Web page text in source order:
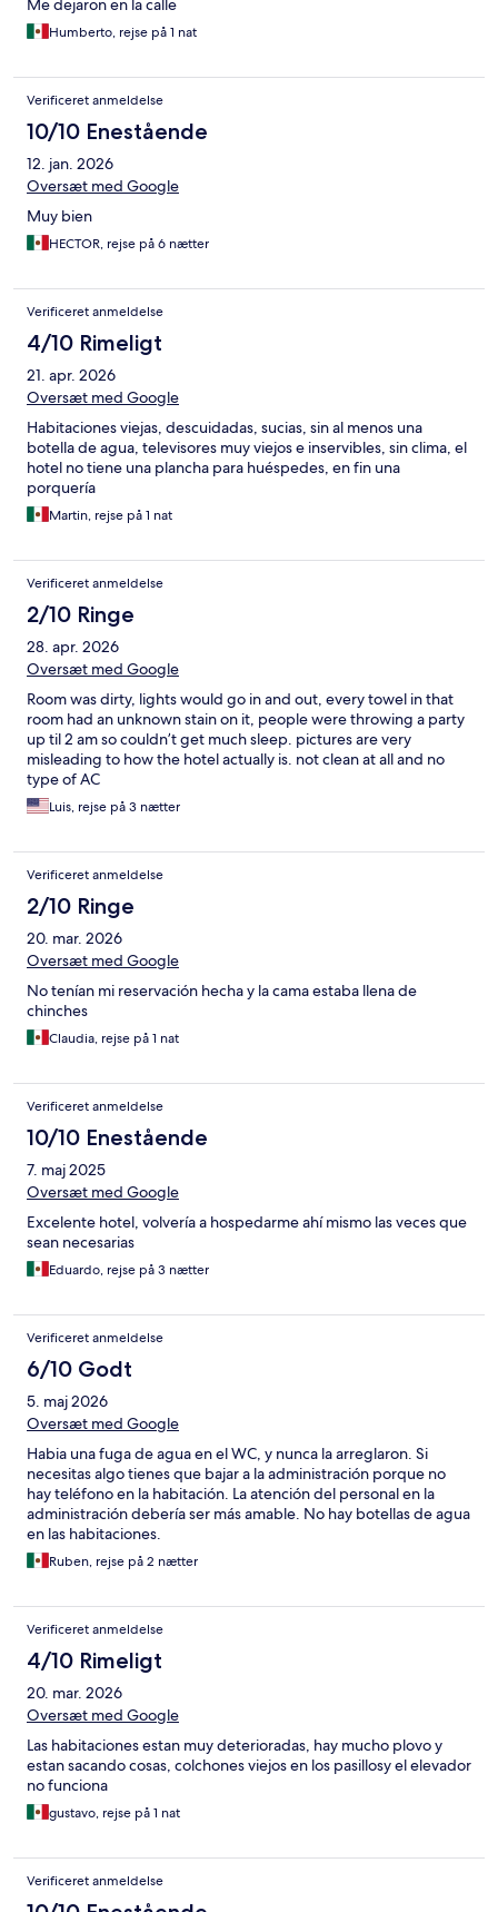
Me dejaron en la calle
Humberto, rejse på 1 nat
Verificeret anmeldelse
10/10 Enestående
12. jan. 2026
Oversæt med Google
Muy bien
HECTOR, rejse på 6 nætter
Verificeret anmeldelse
4/10 Rimeligt
21. apr. 2026
Oversæt med Google
Habitaciones viejas, descuidadas, sucias, sin al menos una
botella de agua, televisores muy viejos e inservibles, sin clima, el
hotel no tiene una plancha para huéspedes, en fin una
porquería
Martin, rejse på 1 nat
Verificeret anmeldelse
2/10 Ringe
28. apr. 2026
Oversæt med Google
Room was dirty, lights would go in and out, every towel in that
room had an unknown stain on it, people were throwing a party
up til 2 am so couldn’t get much sleep. pictures are very
misleading to how the hotel actually is. not clean at all and no
type of AC
Luis, rejse på 3 nætter
Verificeret anmeldelse
2/10 Ringe
20. mar. 2026
Oversæt med Google
No tenían mi reservación hecha y la cama estaba llena de
chinches
Claudia, rejse på 1 nat
Verificeret anmeldelse
10/10 Enestående
7. maj 2025
Oversæt med Google
Excelente hotel, volvería a hospedarme ahí mismo las veces que
sean necesarias
Eduardo, rejse på 3 nætter
Verificeret anmeldelse
6/10 Godt
5. maj 2026
Oversæt med Google
Habia una fuga de agua en el WC, y nunca la arreglaron. Si
necesitas algo tienes que bajar a la administración porque no
hay teléfono en la habitación. La atención del personal en la
administración debería ser más amable. No hay botellas de agua
en las habitaciones.
Ruben, rejse på 2 nætter
Verificeret anmeldelse
4/10 Rimeligt
20. mar. 2026
Oversæt med Google
Las habitaciones estan muy deterioradas, hay mucho plovo y
estan sacando cosas, colchones viejos en los pasillosy el elevador
no funciona
gustavo, rejse på 1 nat
Verificeret anmeldelse